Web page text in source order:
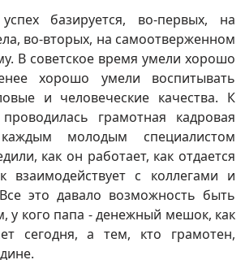
базируется, во-первых, на
во-вторых, на самоотверженном
В советское время умели хорошо
хорошо умели воспитывать
и человеческие качества. К
грамотная кадровая
молодым специалистом
как он работает, как отдается
взаимодействует с коллегами и
это давало возможность быть
у кого папа - денежный мешок, как
сегодня, а тем, кто грамотен,